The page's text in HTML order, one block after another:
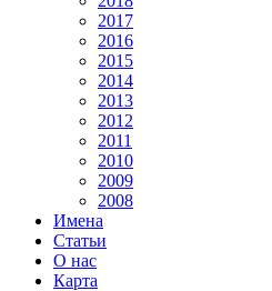
2017
2016
2015
2014
2013
2012
2011
2010
2009
2008
Имена
Статьи
О нас
Карта